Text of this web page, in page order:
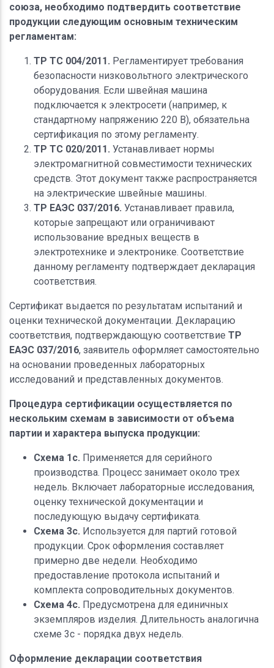
союза, необходимо подтвердить соответствие
продукции следующим основным техническим
регламентам:
ТР ТС 004/2011. Регламентирует требования
безопасности низковольтного электрического
оборудования. Если швейная машина
подключается к электросети (например, к
стандартному напряжению 220 В), обязательна
сертификация по этому регламенту.
ТР ТС 020/2011. Устанавливает нормы
электромагнитной совместимости технических
средств. Этот документ также распространяется
на электрические швейные машины.
ТР ЕАЭС 037/2016. Устанавливает правила,
которые запрещают или ограничивают
использование вредных веществ в
электротехнике и электронике. Соответствие
данному регламенту подтверждает декларация
соответствия.
Сертификат выдается по результатам испытаний и
оценки технической документации. Декларацию
соответствия, подтверждающую соответствие ТР
ЕАЭС 037/2016, заявитель оформляет самостоятельно
на основании проведенных лабораторных
исследований и представленных документов.
Процедура сертификации осуществляется по
нескольким схемам в зависимости от объема
партии и характера выпуска продукции:
Схема 1c. Применяется для серийного
производства. Процесс занимает около трех
недель. Включает лабораторные исследования,
оценку технической документации и
последующую выдачу сертификата.
Схема 3c. Используется для партий готовой
продукции. Срок оформления составляет
примерно две недели. Необходимо
предоставление протокола испытаний и
комплекта сопроводительных документов.
Схема 4c. Предусмотрена для единичных
экземпляров изделия. Длительность аналогична
схеме 3c - порядка двух недель.
Оформление декларации соответствия